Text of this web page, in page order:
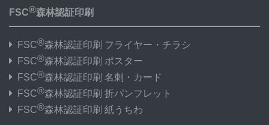
FSC®森林認証印刷
FSC®森林認証印刷 フライヤー・チラシ
FSC®森林認証印刷 ポスター
FSC®森林認証印刷 名刺・カード
FSC®森林認証印刷 折パンフレット
FSC®森林認証印刷 紙うちわ